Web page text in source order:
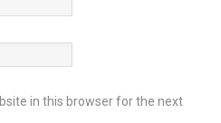
in this browser for the next